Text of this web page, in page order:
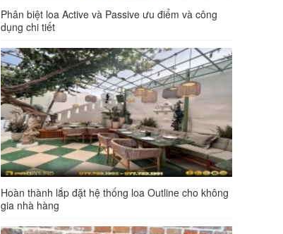
Phân biệt loa Active và Passive ưu điểm và công
dụng chi tiết
Hoàn thành lắp đặt hệ thống loa Outline cho không
gia nhà hàng